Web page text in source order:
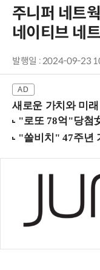
주니퍼 네트
네이티브 네
발행일 : 2024-09-23
새로운 가치와 미래 업무 환경을